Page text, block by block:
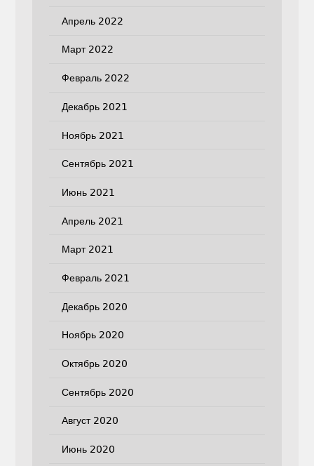
Апрель 2022
Март 2022
Февраль 2022
Декабрь 2021
Ноябрь 2021
Сентябрь 2021
Июнь 2021
Апрель 2021
Март 2021
Февраль 2021
Декабрь 2020
Ноябрь 2020
Октябрь 2020
Сентябрь 2020
Август 2020
Июнь 2020